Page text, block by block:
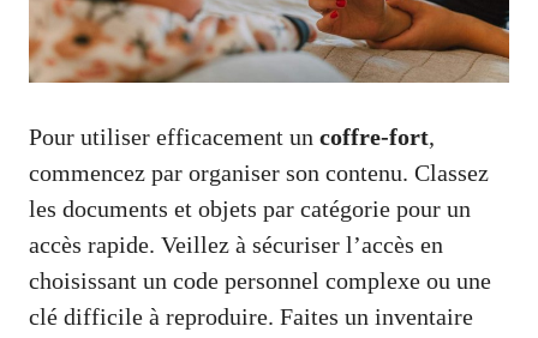
Pour utiliser efficacement un coffre-fort,
commencez par organiser son contenu. Classez
les documents et objets par catégorie pour un
accès rapide. Veillez à sécuriser l’accès en
choisissant un code personnel complexe ou une
clé difficile à reproduire. Faites un inventaire